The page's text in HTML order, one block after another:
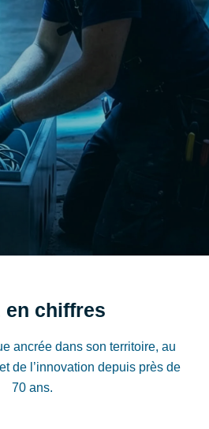
en chiffres
ancrée dans son territoire, au
de l’innovation depuis près de
70 ans.